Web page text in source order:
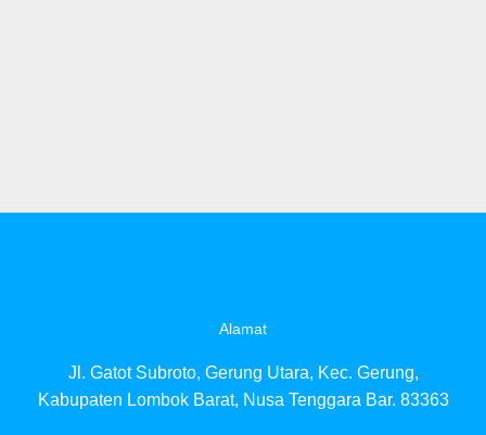
Alamat
Jl. Gatot Subroto, Gerung Utara, Kec. Gerung,
Kabupaten Lombok Barat, Nusa Tenggara Bar. 83363